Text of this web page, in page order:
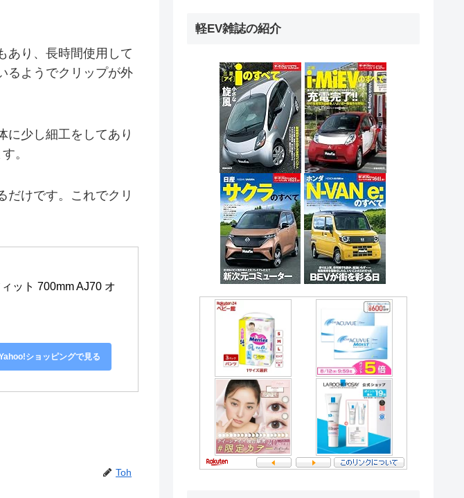
あり、長時間使用して
るようでクリップが外
に少し細工をしてあり
。
だけです。これでクリ
ット 700mm AJ70 オ
ショッピングで見る
Toh
軽EV雑誌の紹介